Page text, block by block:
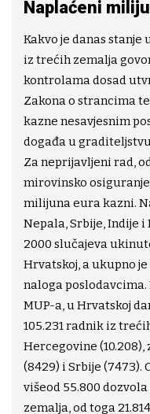
Naplaćeni
Kakvo je danas
iz trećih zemalja
kontrolama dosad
Zakona o strancima
kazne nesavjesnim
događa u
Za neprijavljeni rad,
mirovinsko
milijuna eura kazni.
Nepala, Srbije, Indije i
2000 slučajeva
Hrvatskoj, a ukupno
naloga
MUP-a, u Hrvatskoj
105.231 radnik iz
Hercegovine
(8429) i Srbije (7473).
višeod 55.800
zemalja, od toga